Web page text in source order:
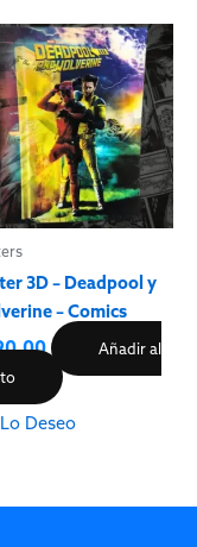
3D – Deadpool y
– Comics
Añadir al
Lo Deseo